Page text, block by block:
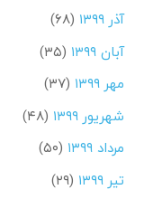
آذر ۱۳۹۹
(۶۸)
آبان ۱۳۹۹
(۳۵)
مهر ۱۳۹۹
(۳۷)
شهریور ۱۳۹۹
(۴۸)
مرداد ۱۳۹۹
(۵۰)
تیر ۱۳۹۹
(۲۹)